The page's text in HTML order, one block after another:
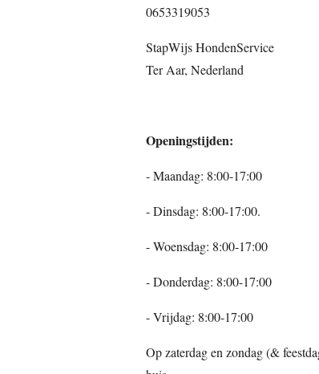
0653319053
StapWijs HondenService
Ter Aar, Nederland
- Maandag: 8:00-17:00
- Dinsdag: 8:00-17:00.
- Woensdag: 8:00-
- Donderdag: 8:00-17:00
- Vrijdag: 8:00-17:00
Op zaterdag en zondag (&